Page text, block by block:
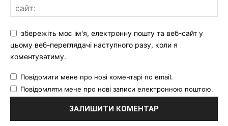
збережіть моє ім'я, електронну пошту та веб-сайт у
цьому веб-переглядачі наступного разу, коли я
коментуватиму.
Повідомити мене про нові коментарі по email.
Повідомляти мене про нові записи електронною поштою.